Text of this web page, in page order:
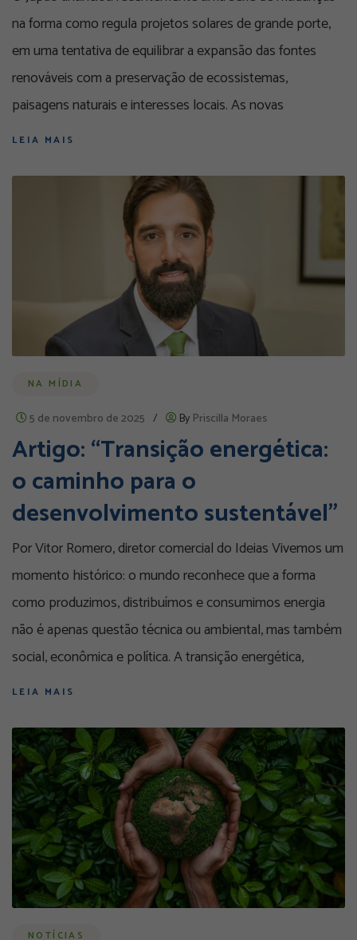
na forma como regula projetos solares de grande porte,
em uma tentativa de equilibrar a expansão das fontes
renováveis com a preservação de ecossistemas,
paisagens naturais e interesses locais. As novas
LEIA MAIS
NA MÍDIA
5 de novembro de 2025 / By Priscilla Moraes
Artigo: “Transição energética:
o caminho para o
desenvolvimento sustentável”
Por Vitor Romero, diretor comercial do Ideias Vivemos um
momento histórico: o mundo reconhece que a forma
como produzimos, distribuímos e consumimos energia
não é apenas questão técnica ou ambiental, mas também
social, econômica e política. A transição energética,
LEIA MAIS
NOTÍCIAS